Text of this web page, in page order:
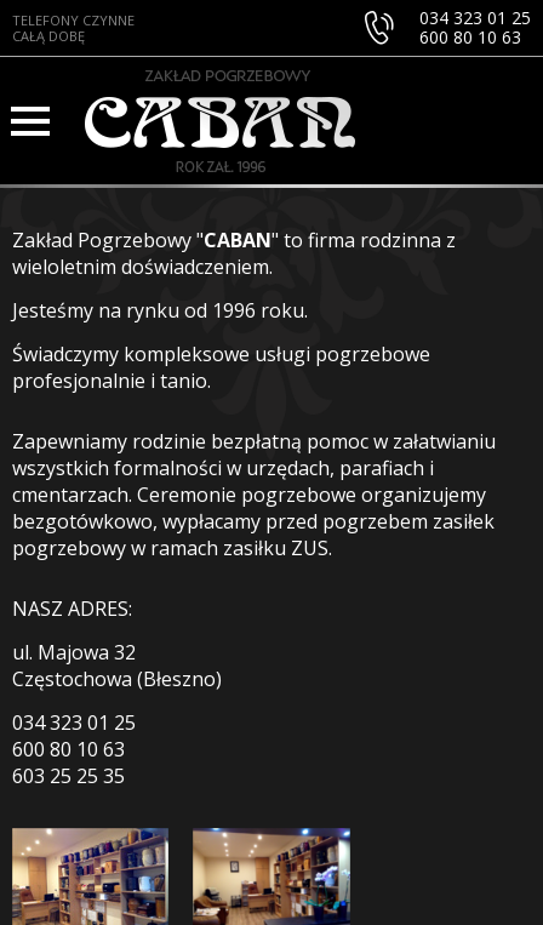
TELEFONY CZYNNE
CAŁĄ DOBĘ
034 323 01 25
600 80 10 63
Zakład Pogrzebowy "CABAN" to firma rodzinna z
wieloletnim doświadczeniem.
Jesteśmy na rynku od 1996 roku.
Świadczymy kompleksowe usługi pogrzebowe
profesjonalnie i tanio.
Zapewniamy rodzinie bezpłatną pomoc w załatwianiu
wszystkich formalności w urzędach, parafiach i
cmentarzach. Ceremonie pogrzebowe organizujemy
bezgotówkowo, wypłacamy przed pogrzebem zasiłek
pogrzebowy w ramach zasiłku ZUS.
NASZ ADRES:
ul. Majowa 32
Częstochowa (Błeszno)
034 323 01 25
600 80 10 63
603 25 25 35